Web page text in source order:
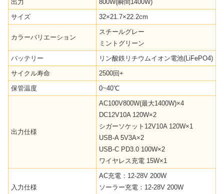
出力
800W(瞬間1400W)
サイズ
32×21.7×22.2cm
カラーバリエーション
スチールグレー
ミントグリーン
バッテリー
リン酸鉄リチウムイオン電池(LiFePO4)
サイクル寿命
2500回+
保管温度
0~40℃
出力仕様
AC100V800W(最大1400W)×4
DC12V10A 120W×2
シガーソケット12V10A 120W×1
USB-A 5V3A×2
USB-C PD3.0 100W×2
ワイヤレス充電 15W×1
入力仕様
AC充電：12-28V 200W
ソーラー充電：12-28V 200W